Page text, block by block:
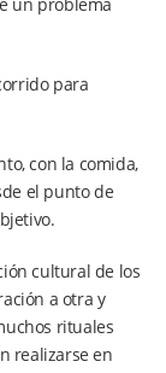
para
con la comida,
el punto de
cultural de los
a otra y
rituales
realizarse en